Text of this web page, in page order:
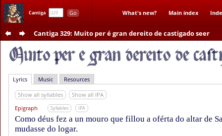
Cantiga Go What's new? Main index
Cantiga 329: Muito per é gran dereito de castigado seer
Lyrics Music Resources
Show all syllables
Show all IPA
Epigraph
Syllables IPA
Como déus fez a un mouro que fillou a oférta do altar de
mudasse do logar.